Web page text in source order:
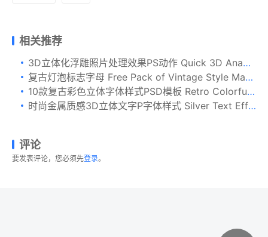
相关推荐
3D立体化浮雕照片处理效果PS动作 Quick 3D Anaglyph Effect
复古灯泡标志字母 Free Pack of Vintage Style Marquee Bulb Sign Letters
10款复古彩色立体字体样式PSD模板 Retro Colorful Text Effects – 10 PSD
时尚金属质感3D立体文字P字体样式 Silver Text Effect
评论
要发表评论，您必须先登录。